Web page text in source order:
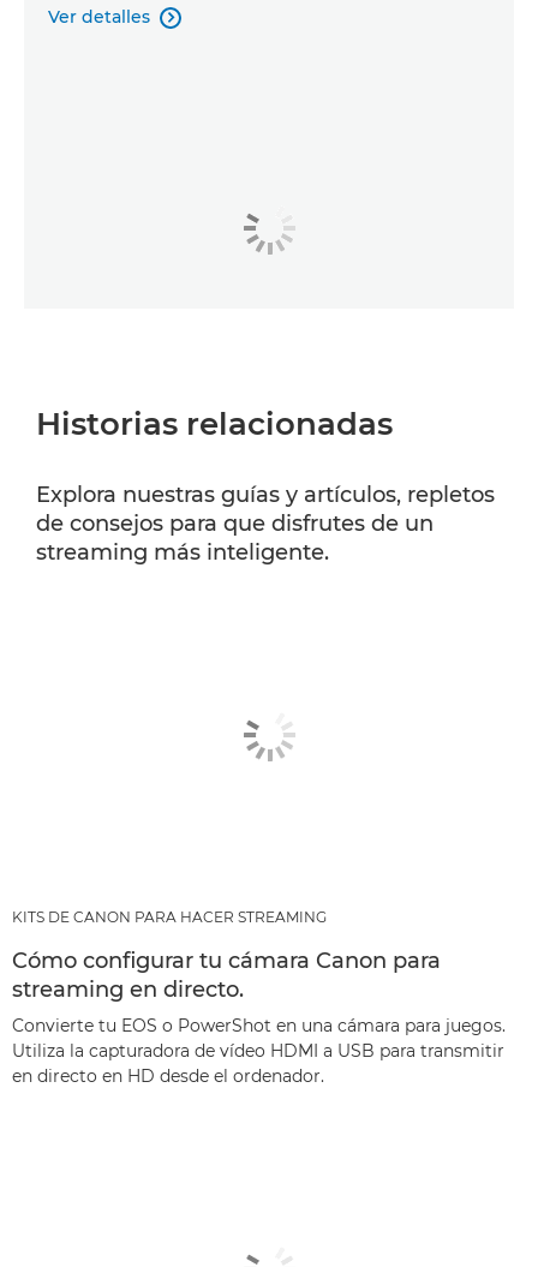
Ver detalles 
Historias relacionadas
Explora nuestras guías y artículos, repletos
de consejos para que disfrutes de un
streaming más inteligente.
KITS DE CANON PARA HACER STREAMING
Cómo configurar tu cámara Canon para
streaming en directo.
Convierte tu EOS o PowerShot en una cámara para juegos.
Utiliza la capturadora de vídeo HDMI a USB para transmitir
en directo en HD desde el ordenador.